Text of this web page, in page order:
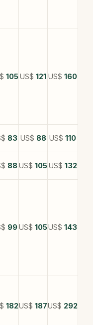
105US$ 121 US$ 160
83 US$ 88 US$ 110
88 US$ 105US$ 132
99 US$ 105US$ 143
182US$ 187US$ 292